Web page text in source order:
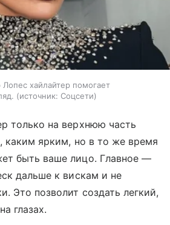
хайлайтер помогает
источник: Соцсети
только на верхнюю часть
каким ярким, но в то же время
быть ваше лицо. Главное —
дальше к вискам и не
Это позволит создать легкий,
глазах.